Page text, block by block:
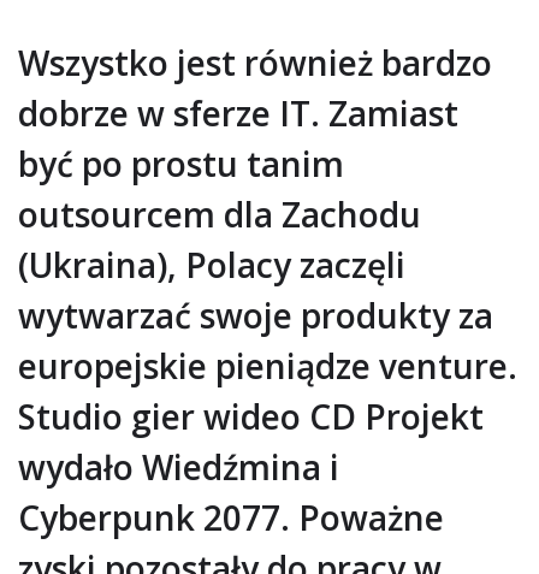
Wszystko jest również bardzo
dobrze w sferze IT. Zamiast
być po prostu tanim
outsourcem dla Zachodu
(Ukraina), Polacy zaczęli
wytwarzać swoje produkty za
europejskie pieniądze venture.
Studio gier wideo CD Projekt
wydało Wiedźmina i
Cyberpunk 2077. Poważne